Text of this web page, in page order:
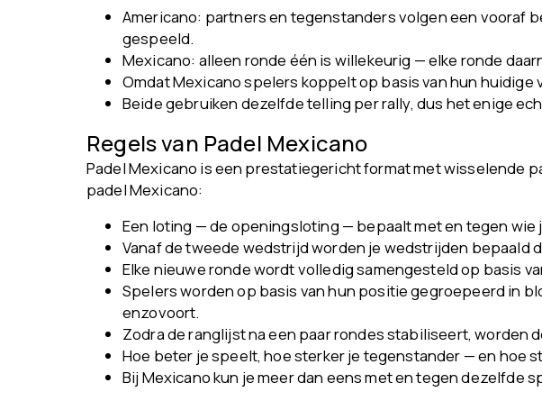
Americano: partners en tegenstanders volgen een vooraf
gespeeld.
Mexicano: alleen ronde één is willekeurig — elke ronde
Omdat Mexicano spelers koppelt op basis van hun
Beide gebruiken dezelfde telling per rally, dus het enige
Regels van Padel Mexicano
Padel Mexicano is een prestatiegericht format met wisselende
padel Mexicano:
Een loting — de openingsloting — bepaalt met en tegen
Vanaf de tweede wedstrijd worden je wedstrijden bepaald
Elke nieuwe ronde wordt volledig samengesteld op basis
Spelers worden op basis van hun positie gegroepeerd in
enzovoort.
Zodra de ranglijst na een paar rondes stabiliseert, worden
Hoe beter je speelt, hoe sterker je tegenstander — en hoe
Bij Mexicano kun je meer dan eens met en tegen dezelfde